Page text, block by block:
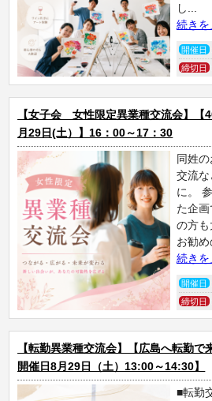
し...
続きを
開催日
締切日
【女子会 女性限定異業種交流会】【
月29日(土）】16：00～17：30
同姓
交流
に。
た企
の方も
お勧め
続きを
開催日
締切日
【転勤異業種交流会】【広島へ転勤で
開催日8月29日（土）13:00～14:30】
■転勤